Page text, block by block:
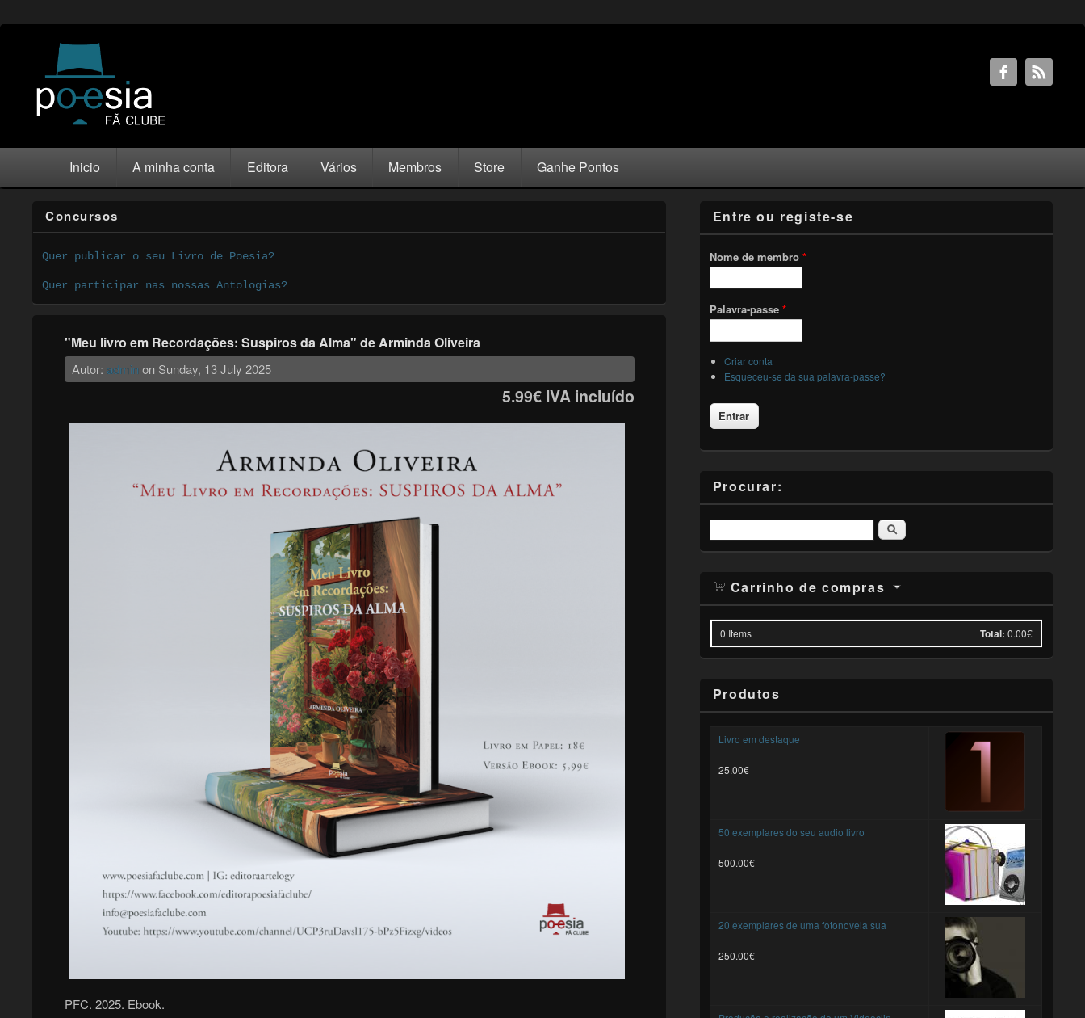
Inicio A minha conta Editora Vários Membros Store Ganhe Pontos
Concursos
Quer publicar o seu Livro de Poesia?
Quer participar nas nossas Antologias?
"Meu livro em Recordações: Suspiros da Alma" de Arminda Oliveira
Autor: adminon Sunday, 13 July 2025
5.99€IVA incluído
PFC. 2025. Ebook.
Entre ou registe-se
Nome de membro *
Palavra-passe *
Criar conta
Esqueceu-se da sua palavra-passe?
Procurar:
Pesquisar
Carrinho de compras
0 Items Total: 0.00€
Produtos
Livro em destaque
25.00€
50 exemplares do seu audio livro
500.00€
20 exemplares de uma fotonovela sua
250.00€